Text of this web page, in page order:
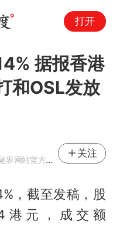
打开
据报香港
和OSL发放
站官方账号 优质财经领域创作者
关注
，截至发稿，股
港元，成交额